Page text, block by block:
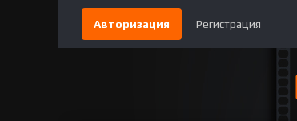
Авторизация Регистрация